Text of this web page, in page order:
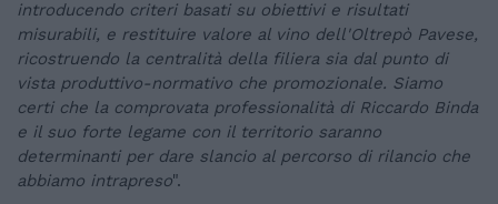
introducendo criteri basati su obiettivi e risultati
misurabili, e restituire valore al vino dell'Oltrepò Pavese,
ricostruendo la centralità della filiera sia dal punto di
vista produttivo-normativo che promozionale. Siamo
certi che la comprovata professionalità di Riccardo Binda
e il suo forte legame con il territorio saranno
determinanti per dare slancio al percorso di rilancio che
abbiamo intrapreso".